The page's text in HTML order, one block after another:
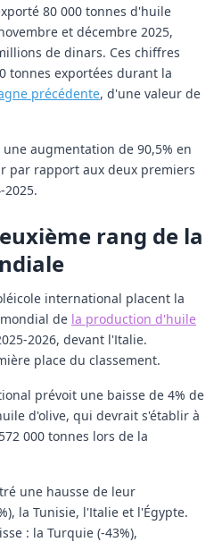
80 000 tonnes d'huile
et décembre 2025,
de dinars. Ces chiffres
tonnes exportées durant la
précédente, d'une valeur de
augmentation de 90,5% en
par rapport aux deux premiers
2025.
rang de la
international placent la
de la production d'huile
2026, devant l'Italie.
place du classement.
prévoit une baisse de 4% de
d'olive, qui devrait s'établir à
000 tonnes lors de la
une hausse de leur
la Tunisie, l'Italie et l'Égypte.
: la Turquie (-43%),